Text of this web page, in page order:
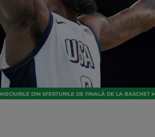
MECIURILE DIN SFERTURILE DE FINALĂ DE LA